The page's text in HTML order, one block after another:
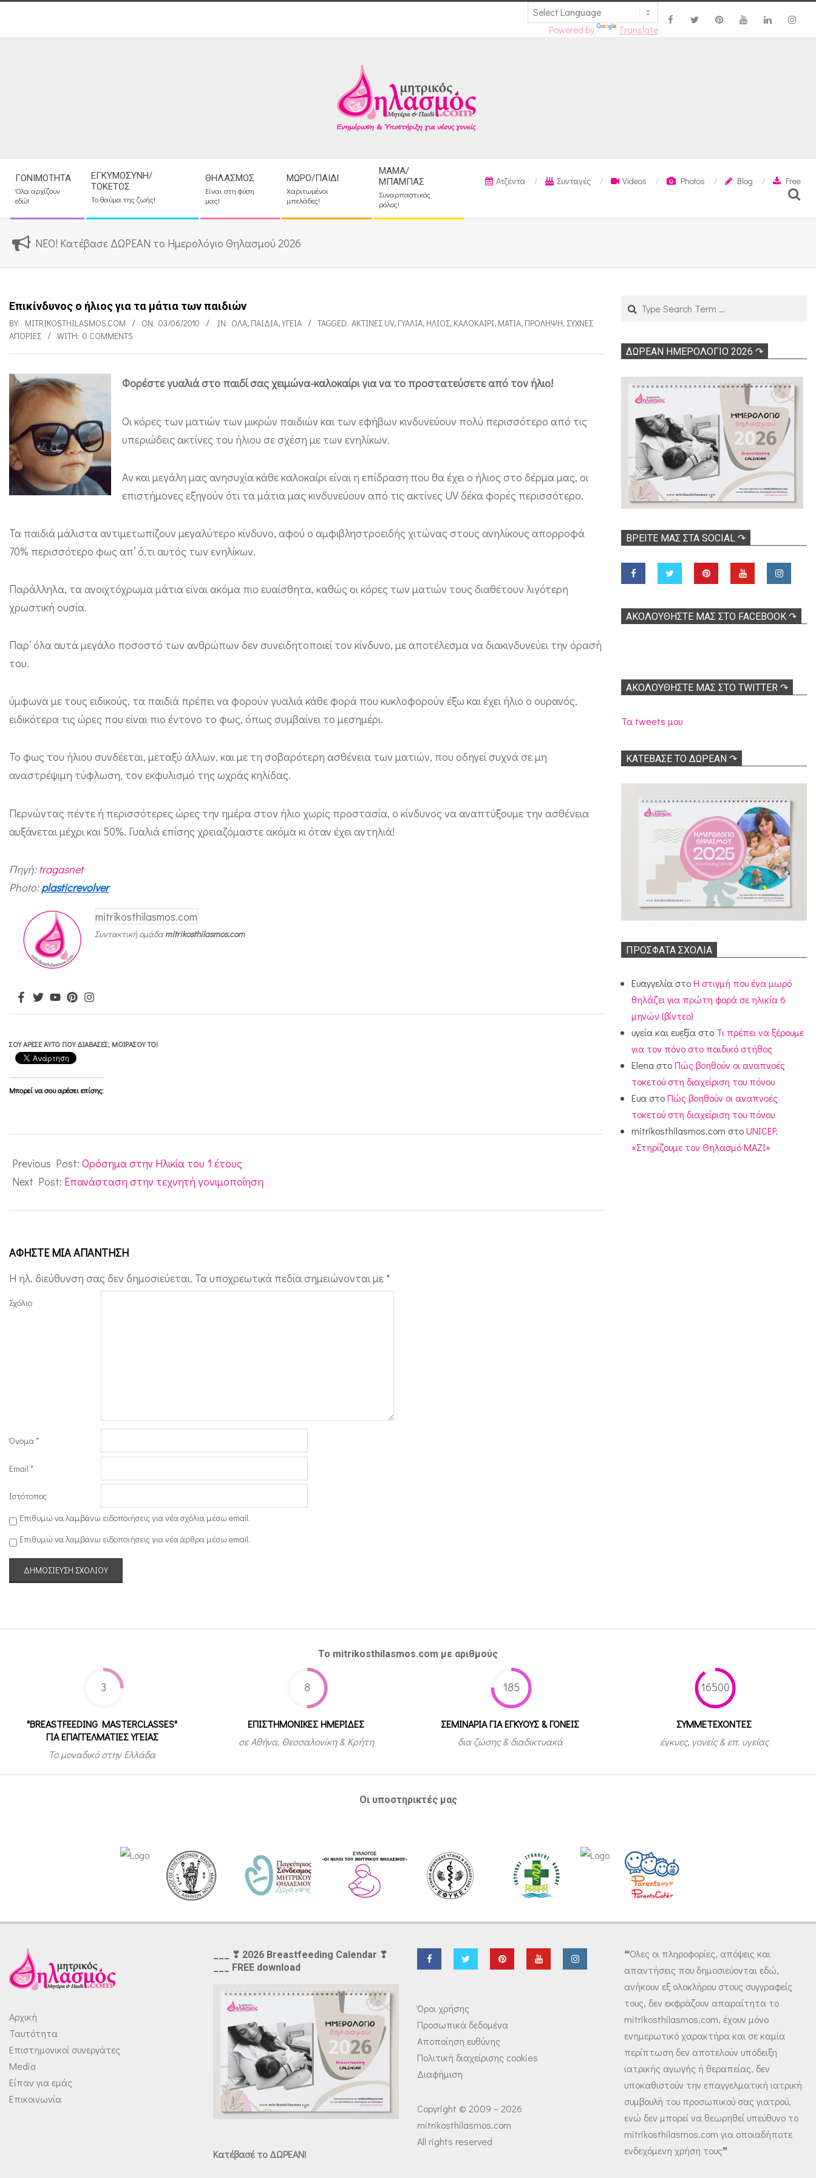
Powered by Translate
Navigation
Menu
ΓΟΝΙΜΌΤΗΤΑ
Όλα αρχίζουν
εδώ!
ΕΓΚΥΜΟΣΎΝΗ/
ΤΟΚΕΤΌΣ
Το θαύμα της ζωής!
ΘΗΛΑΣΜΌΣ
Είναι στη φύση
μας!
ΜΩΡΌ/ΠΑΙΔΊ
Χαριτωμένοι
μπελάδες!
ΜΑΜΆ/
ΜΠΑΜΠΆΣ
Συναρπαστικός
ρόλος!
Ατζέντα Συνταγές Videos Photos Blog
Free
Search
ΝΕΟ! Κατέβασε ΔΩΡΕΑΝ το Ημερολόγιο Θηλασμού 2026
Επικίνδυνος ο ήλιος για τα μάτια των παιδιών
BY: MITRIKOSTHILASMOS.COM ON: 03/06/2010 IN: ΌΛΑ, ΠΑΙΔΙΑ,ΥΓΕΊΑ TAGGED: ΑΚΤΊΝΕΣ UV, ΓΥΑΛΙΆ, ΗΛΙΟΣ, ΚΑΛΟΚΑΊΡΙ, ΜΆΤΙΑ, ΠΡΌΛΗΨΗ, ΣΥΧΝΈΣ
ΑΠΟΡΊΕΣ
WITH: 0 COMMENTS
Ε
π
ι
κ
ν
υ
ν
ς
ο
λ
ι
ς
γ
α
μ
τ
ι
δ
ώ
ν
Φορέστε γυαλιά στο παιδί σας χειμώνα-καλοκαίρι για να το προστατεύσετε από τον ήλιο!
Οι κόρες των ματιών των μικρών παιδιών και των εφήβων κινδυνεύουν πολύ περισσότερο από τις
υπεριώδεις ακτίνες του ήλιου σε σχέση με των ενηλίκων.
Αν και μεγάλη μας ανησυχία κάθε καλοκαίρι είναι η επίδραση που θα έχει ο ήλιος στο δέρμα μας, οι
επιστήμονες εξηγούν ότι τα μάτια μας κινδυνεύουν από τις ακτίνες UV δέκα φορές περισσότερο.
Τα παιδιά μάλιστα αντιμετωπίζουν μεγαλύτερο κίνδυνο, αφού ο αμφιβληστροειδής χιτώνας στους ανηλίκους απορροφά
70% περισσότερο φως απ’ ό,τι αυτός των ενηλίκων.
Παράλληλα, τα ανοιχτόχρωμα μάτια είναι ακόμα πιο ευαίσθητα, καθώς οι κόρες των ματιών τους διαθέτουν λιγότερη
χρωστική ουσία.
Παρ’ όλα αυτά μεγάλο ποσοστό των ανθρώπων δεν συνειδητοποιεί τον κίνδυνο, με αποτέλεσμα να διακινδυνεύει την όρασή
του.
ύμφωνα με τους ειδικούς, τα παιδιά πρέπει να φορούν γυαλιά κάθε φορά που κυκλοφορούν έξω και έχει ήλιο ο ουρανός,
ειδικότερα τις ώρες που είναι πιο έντονο το φως, όπως συμβαίνει το μεσημέρι.
Το φως του ήλιου συνδέεται, μεταξύ άλλων, και με τη σοβαρότερη ασθένεια των ματιών, που οδηγεί συχνά σε μη
αναστρέψιμη τύφλωση, τον εκφυλισμό της ωχράς κηλίδας.
Περνώντας πέντε ή περισσότερες ώρες την ημέρα στον ήλιο χωρίς προστασία, ο κίνδυνος να αναπτύξουμε την ασθένεια
αυξάνεται μέχρι και 50%. Γυαλιά επίσης χρειαζόμαστε ακόμα κι όταν έχει αντηλιά!
Πηγή: tragasnet
Photo:plasticrevolver
mitrikosthilasmos.com
Συντακτική ομάδαmitrikosthilasmos.com
ΣΟΥ ΆΡΕΣΕ ΑΥΤΌ ΠΟΥ ΔΙΆΒΑΣΕΣ; ΜΟΙΡΆΣΟΥ ΤΟ!
Μπορεί να σου αρέσει επίσης:
06-
03
Previous Post: Ορόσημα στην Ηλικία του 1 έτους
Next Post: Επανάσταση στην τεχνητή γονιμοποίηση
ΑΦΉΣΤΕ ΜΙΑ ΑΠΆΝΤΗΣΗ
Η ηλ. διεύθυνση σας δεν δημοσιεύεται. Τα υποχρεωτικά πεδία σημειώνονται με *
Σχόλιο
Όνομα*
Email *
Ιστότοπος
Επιθυμώ να λαμβάνω ειδοποιήσεις για νέα σχόλια μέσω email.
Επιθυμώ να λαμβάνω ειδοποιήσεις για νέα άρθρα μέσω email.
Search
ΔΩΡΕΑΝ ΗΜΕΡΟΛΟΓΙΟ 2026 ↷
ΒΡΕΊΤΕ ΜΑΣ ΣΤΑ SOCIAL ↷
ΑΚΟΛOΥΘΉΣΤΕ ΜΑΣ ΣΤΟ FACEBOOK ↷
ΑΚΟΛΟΥΘΉΣΤΕ ΜΑΣ ΣΤΟ TWITTER ↷
Τα tweets μου
ΚΑΤΕΒΑΣΕ ΤΟ ΔΩΡΕΑΝ ↷
ΠΡΌΣΦΑΤΑ ΣΧΌΛΙΑ
Ευαγγελία στοΗ στιγμή που ένα μωρό
θηλάζει για πρώτη φορά σε ηλικία 6
μηνών (βίντεο)
υγεία και ευεξία στο Τι πρέπει να ξέρουμε
για τον πόνο στο παιδικό στήθος
Elena στοΠώς βοηθούν οι αναπνοές
τοκετού στη διαχείριση του πόνου
Ευα στοΠώς βοηθούν οι αναπνοές
τοκετού στη διαχείριση του πόνου
mitrikosthilasmos.com στοUNICEF:
«Στηρίζουμε τον Θηλασμό ΜΑΖΙ»
Το mitrikosthilasmos.com με αριθμούς
3
"BREASTFEEDING MASTERCLASSES"
ΓΙΑ ΕΠΑΓΓΕΛΜΑΤΙΕΣ ΥΓΕΙΑΣ
Το μοναδικό στην Ελλάδα
8
ΕΠΙΣΤΗΜΟΝΙΚΕΣ ΗΜΕΡΙΔΕΣ
σε Αθήνα, Θεσσαλονίκη & Κρήτη
185
ΣΕΜΙΝΑΡΙΑ ΓΙΑ ΕΓΚΥΟΥΣ & ΓΟΝΕΙΣ
δια ζώσης & διαδικτυακά
16500
ΣΥΜΜΕΤEΧΟΝΤΕΣ
έγκυες, γονείς & επ. υγείας
Οι υποστηρικτές μας
Αρχική
Ταυτότητα
Επιστημονικοί συνεργάτες
Media
Είπαν για εμάς
Επικοινωνία
___ ❣ 2026 Breastfeeding Calendar ❣
___ FREE download
Κατέβασέ το ΔΩΡΕΑΝ!
Όροι χρήσης
Προσωπικά δεδομένα
Αποποίηση ευθύνης
Πολιτική διαχείρισης cookies
Διαφήμιση
Copyright © 2009 – 2026
mitrikosthilasmos.com
All rights reserved
❝Όλες οι πληροφορίες, απόψεις και
απαντήσεις που δημοσιεύονται εδώ,
ανήκουν εξ ολοκλήρου στους συγγραφείς
τους, δεν εκφράζουν απαραίτητα το
mitrikosthilasmos.com, έχουν μόνο
ενημερωτικό χαρακτήρα και σε καμία
περίπτωση δεν αποτελούν υπόδειξη
ιατρικής αγωγής ή θεραπείας, δεν
υποκαθιστούν την επαγγελματική ιατρική
συμβουλή του προσωπικού σας γιατρού,
ενώ δεν μπορεί να θεωρηθεί υπεύθυνο το
mitrikosthilasmos.com για οποιαδήποτε
ενδεχόμενη χρήση τους❞